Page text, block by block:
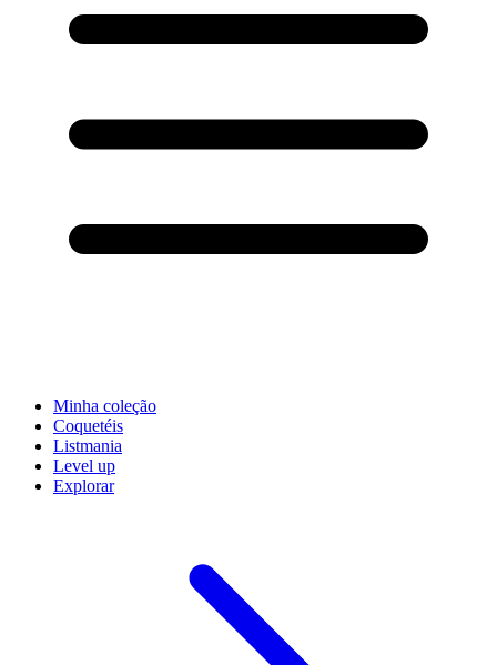
Minha coleção
Coquetéis
Listmania
Level up
Explorar